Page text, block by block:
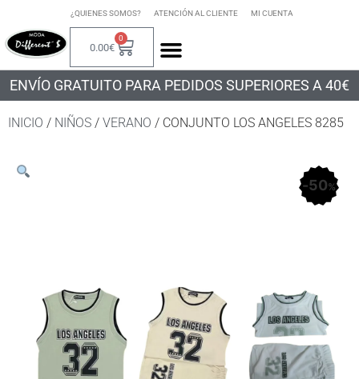
¿QUIENES SOMOS? ATENCIÓN AL CLIENTE MI CUENTA
0.00€
0
ENVÍO GRATUITO PARA PEDIDOS SUPERIORES A 40€
INICIO / NIÑOS / VERANO / CONJUNTO LOS ANGELES 8285
50%